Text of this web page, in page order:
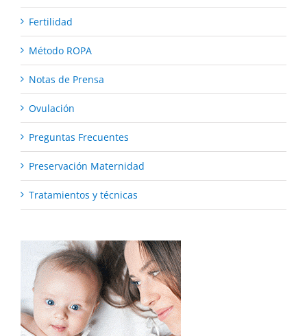
Fertilidad
Método ROPA
Notas de Prensa
Ovulación
Preguntas Frecuentes
Preservación Maternidad
Tratamientos y técnicas